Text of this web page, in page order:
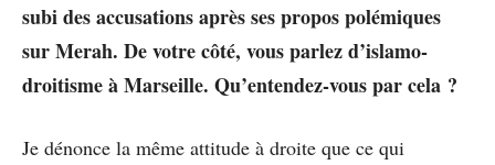
subi des accusations après ses propos polémiques
sur Merah. De votre côté, vous parlez d’islamo-
droitisme à Marseille. Qu’entendez-vous par cela ?
Je dénonce la même attitude à droite que ce qui